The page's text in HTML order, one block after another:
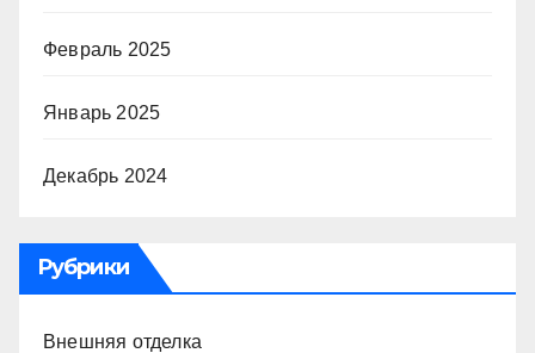
Февраль 2025
Январь 2025
Декабрь 2024
Рубрики
Внешняя отделка